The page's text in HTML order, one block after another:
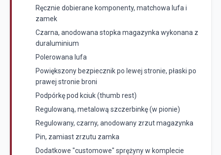
Ręcznie dobierane komponenty, matchowa lufa i
zamek
Czarna, anodowana stopka magazynka wykonana z
duraluminium
Polerowana lufa
Powiększony bezpiecznik po lewej stronie, płaski po
prawej stronie broni
Podpórkę pod kciuk (thumb rest)
Regulowaną, metalową szczerbinkę (w pionie)
Regulowany, czarny, anodowany zrzut magazynka
Pin, zamiast zrzutu zamka
Dodatkowe "customowe" sprężyny w komplecie